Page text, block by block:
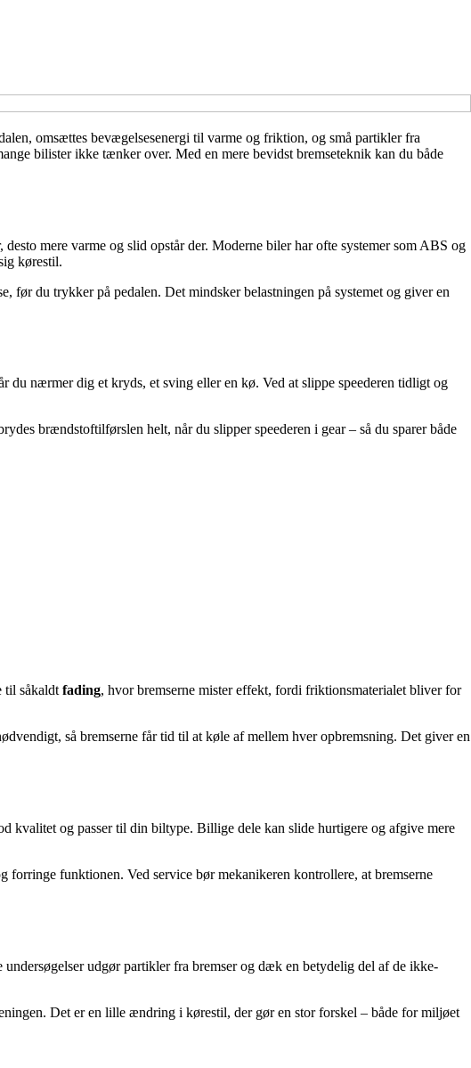
omsættes bevægelsesenergi til varme og friktion, og små partikler fra
bilister ikke tænker over. Med en mere bevidst bremseteknik kan du både
mere varme og slid opstår der. Moderne biler har ofte systemer som ABS og
kørestil.
før du trykker på pedalen. Det mindsker belastningen på systemet og giver en
nærmer dig et kryds, et sving eller en kø. Ved at slippe speederen tidligt og
brændstoftilførslen helt, når du slipper speederen i gear – så du sparer både
til såkaldt fading, hvor bremserne mister effekt, fordi friktionsmaterialet bliver for
så bremserne får tid til at køle af mellem hver opbremsning. Det giver en
kvalitet og passer til din biltype. Billige dele kan slide hurtigere og afgive mere
funktionen. Ved service bør mekanikeren kontrollere, at bremserne
udgør partikler fra bremser og dæk en betydelig del af de ikke-
Det er en lille ændring i kørestil, der gør en stor forskel – både for miljøet